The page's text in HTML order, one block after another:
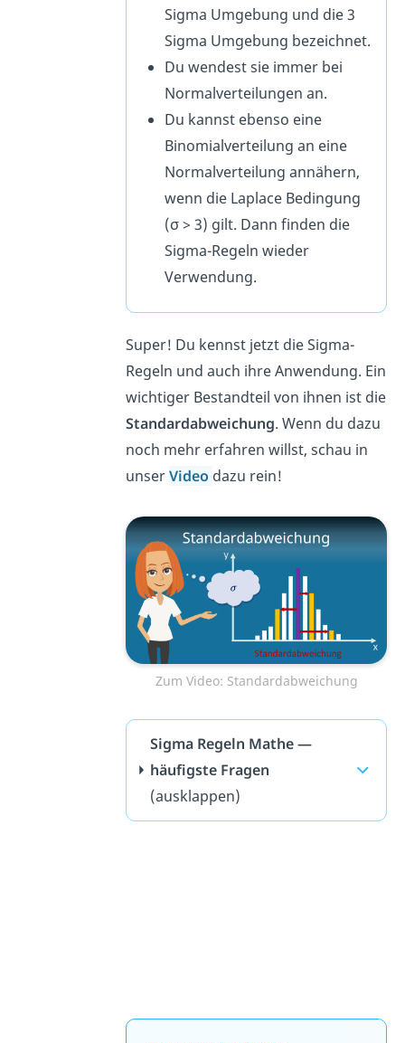
Sigma Umgebung und die 3
Sigma Umgebung bezeichnet.
Du wendest sie immer bei
Normalverteilungen an.
Du kannst ebenso eine
Binomialverteilung an eine
Normalverteilung annähern,
wenn die Laplace Bedingung
(σ > 3) gilt. Dann finden die
Sigma-Regeln wieder
Verwendung.
Super! Du kennst jetzt die Sigma-
Regeln und auch ihre Anwendung. Ein
wichtiger Bestandteil von ihnen ist die
Standardabweichung. Wenn du dazu
noch mehr erfahren willst, schau in
unserVideo dazu rein!
Zum Video: Standardabweichung
Sigma Regeln Mathe —
häufigste Fragen
(ausklappen)